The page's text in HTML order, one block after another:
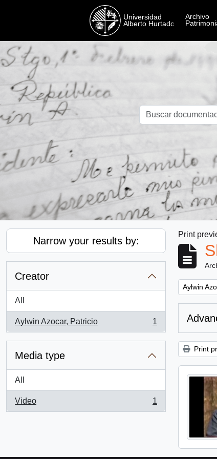
Narrow your results by:
Creator
All
Aylwin Azocar, Patricio
, 1 results
1
Media type
All
Video
, 1 results
1
Print
Remove
Aylwin
Print